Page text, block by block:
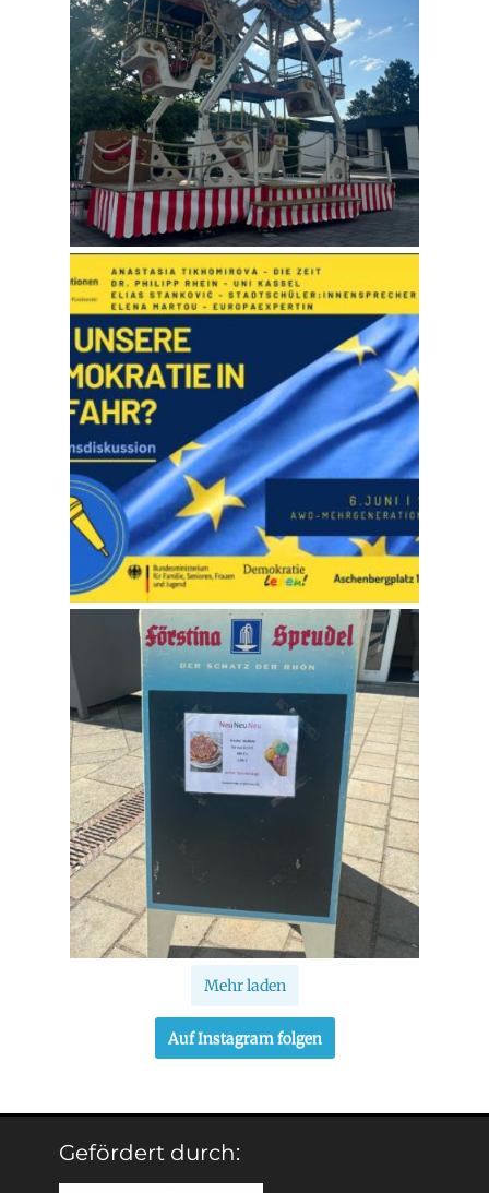
Mehr laden
Auf Instagram folgen
Gefördert durch: